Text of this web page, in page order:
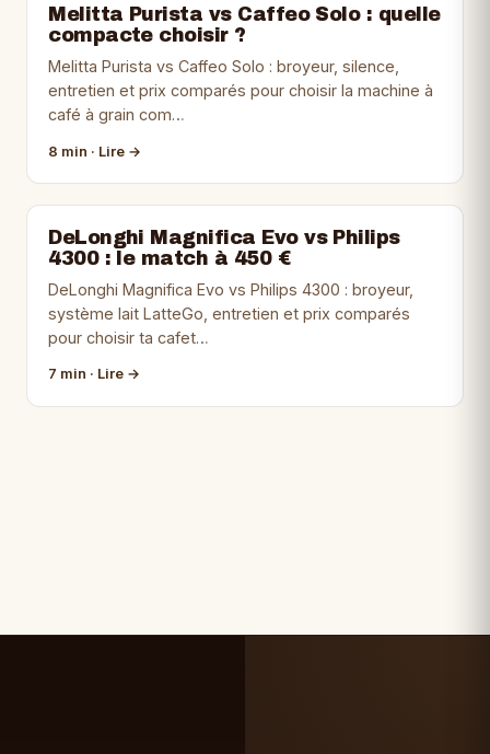
Melitta Purista vs Caffeo Solo : quelle
compacte choisir ?
Melitta Purista vs Caffeo Solo : broyeur, silence,
entretien et prix comparés pour choisir la machine à
café à grain com…
8 min · Lire →
DeLonghi Magnifica Evo vs Philips
4300 : le match à 450 €
DeLonghi Magnifica Evo vs Philips 4300 : broyeur,
système lait LatteGo, entretien et prix comparés
pour choisir ta cafet…
7 min · Lire →